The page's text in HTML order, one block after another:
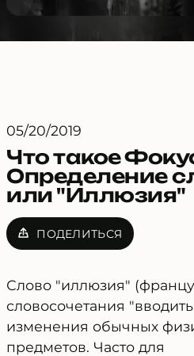
05/20/2019
Что такое
Определение
или "Иллюзия"
ПОДЕЛИТЬСЯ
Слово "иллюзия"
словосочетания
изменения обычных
предметов. Часто для